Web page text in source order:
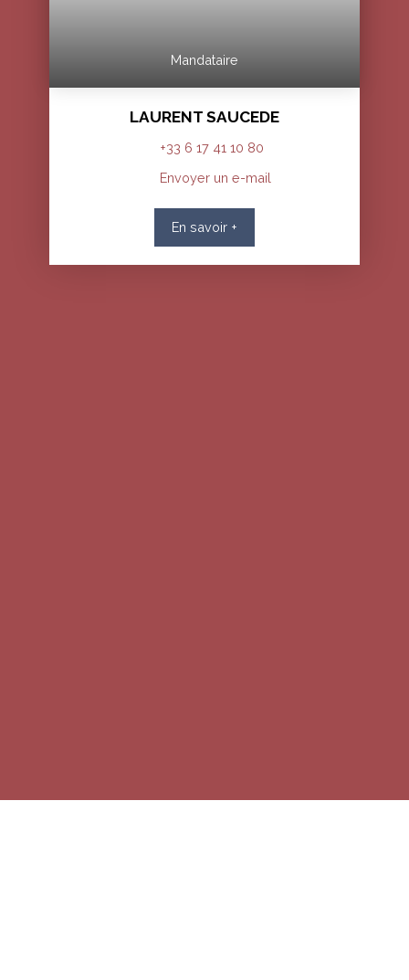
Mandataire
LAURENT SAUCEDE
+33 6 17 41 10 80
Envoyer un e-mail
En savoir +